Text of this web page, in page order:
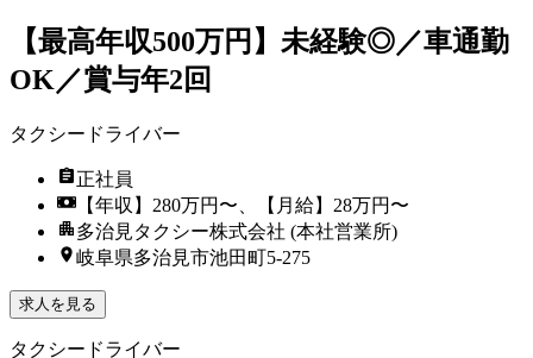
【最高年収500万円】未経験◎／車通勤
OK／賞与年2回
タクシードライバー
正社員
【年収】280万円〜、【月給】28万円〜
多治見タクシー株式会社 (本社営業所)
岐阜県多治見市池田町5-275
求人を見る
タクシードライバー